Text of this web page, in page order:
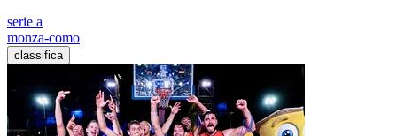
serie a
monza-como
classifica